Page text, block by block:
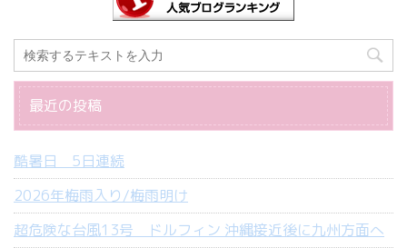
最近の投稿
酷暑日 5日連続
2026年梅雨入り/梅雨明け
超危険な台風13号 ドルフィン 沖縄接近後に九州方面へ